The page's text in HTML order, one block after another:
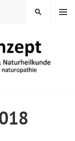
MENÜ
SUCHEN